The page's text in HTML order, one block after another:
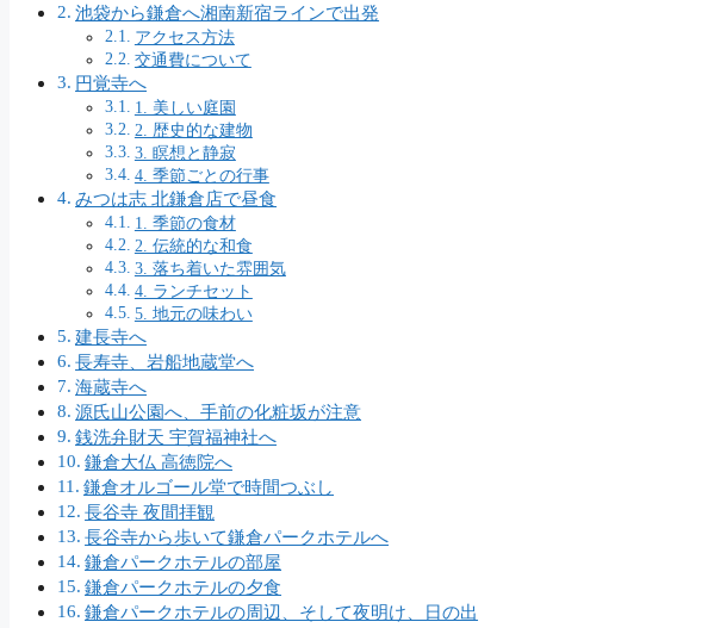
池袋から鎌倉へ湘南新宿ラインで出発
アクセス方法
交通費について
円覚寺へ
1. 美しい庭園
2. 歴史的な建物
3. 瞑想と静寂
4. 季節ごとの行事
みつは志 北鎌倉店で昼食
1. 季節の食材
2. 伝統的な和食
3. 落ち着いた雰囲気
4. ランチセット
5. 地元の味わい
建長寺へ
長寿寺、岩船地蔵堂へ
海蔵寺へ
源氏山公園へ、手前の化粧坂が注意
銭洗弁財天 宇賀福神社へ
鎌倉大仏 高徳院へ
鎌倉オルゴール堂で時間つぶし
長谷寺 夜間拝観
長谷寺から歩いて鎌倉パークホテルへ
鎌倉パークホテルの部屋
鎌倉パークホテルの夕食
鎌倉パークホテルの周辺、そして夜明け、日の出